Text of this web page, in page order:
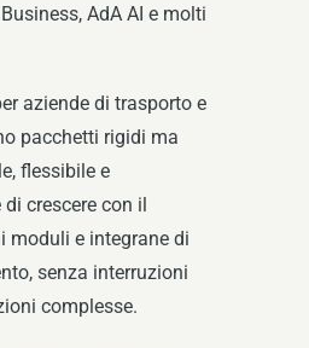
AdA AI e molti
aziende di trasporto e
pacchetti rigidi ma
flessibile e
crescere con il
moduli e integrane di
senza interruzioni
complesse.